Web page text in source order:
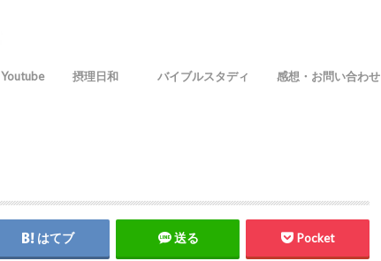
Youtube 摂理日和 バイブルスタディ 感想・お問い合わせ
はてブ 送る Pocket